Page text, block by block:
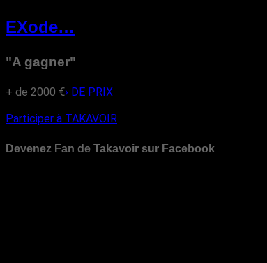
EXode…
"A gagner"
+ de 2000 €› DE PRIX
Participer à TAKAVOIR
Devenez Fan de Takavoir sur Facebook